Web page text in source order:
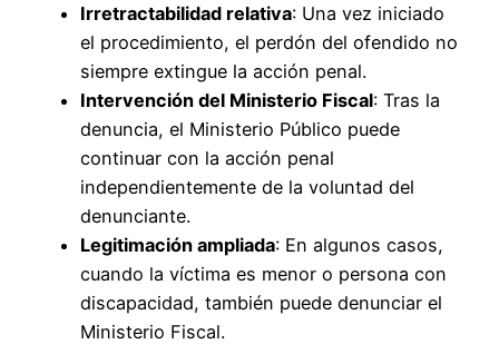
Irretractabilidad relativa: Una vez iniciado
el procedimiento, el perdón del ofendido no
siempre extingue la acción penal.
Intervención del Ministerio Fiscal: Tras la
denuncia, el Ministerio Público puede
continuar con la acción penal
independientemente de la voluntad del
denunciante.
Legitimación ampliada: En algunos casos,
cuando la víctima es menor o persona con
discapacidad, también puede denunciar el
Ministerio Fiscal.